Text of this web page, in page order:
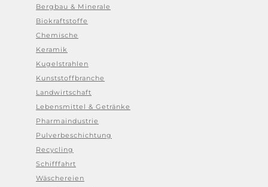
Bergbau & Minerale
Biokraftstoffe
Chemische
Keramik
Kugelstrahlen
Kunststoffbranche
Landwirtschaft
Lebensmittel & Getränke
Pharmaindustrie
Pulverbeschichtung
Recycling
Schifffahrt
Wäschereien